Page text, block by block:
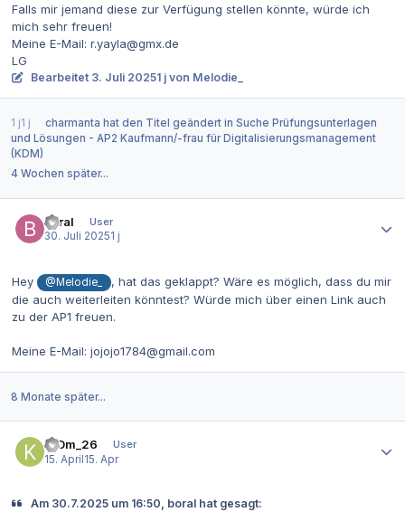
Falls mir jemand diese zur Verfügung stellen könnte, würde ich
mich sehr freuen!
Meine E-Mail: r.yayla@gmx.de
LG
Bearbeitet 3. Juli 20251 j von Melodie_
1 j1 j charmanta hat den Titel geändert in Suche Prüfungsunterlagen
und Lösungen - AP2 Kaufmann/-frau für Digitalisierungsmanagement
(KDM)
4 Wochen später...
boral
User
30. Juli 20251 j
Hey @Melodie_
, hat das geklappt? Wäre es möglich, dass du mir
die auch weiterleiten könntest? Würde mich über einen Link auch
zu der AP1 freuen.
Meine E-Mail: jojojo1784@gmail.com
8 Monate später...
KfDm_26
User
15. April15. Apr
Am 30.7.2025 um 16:50, boral hat gesagt: